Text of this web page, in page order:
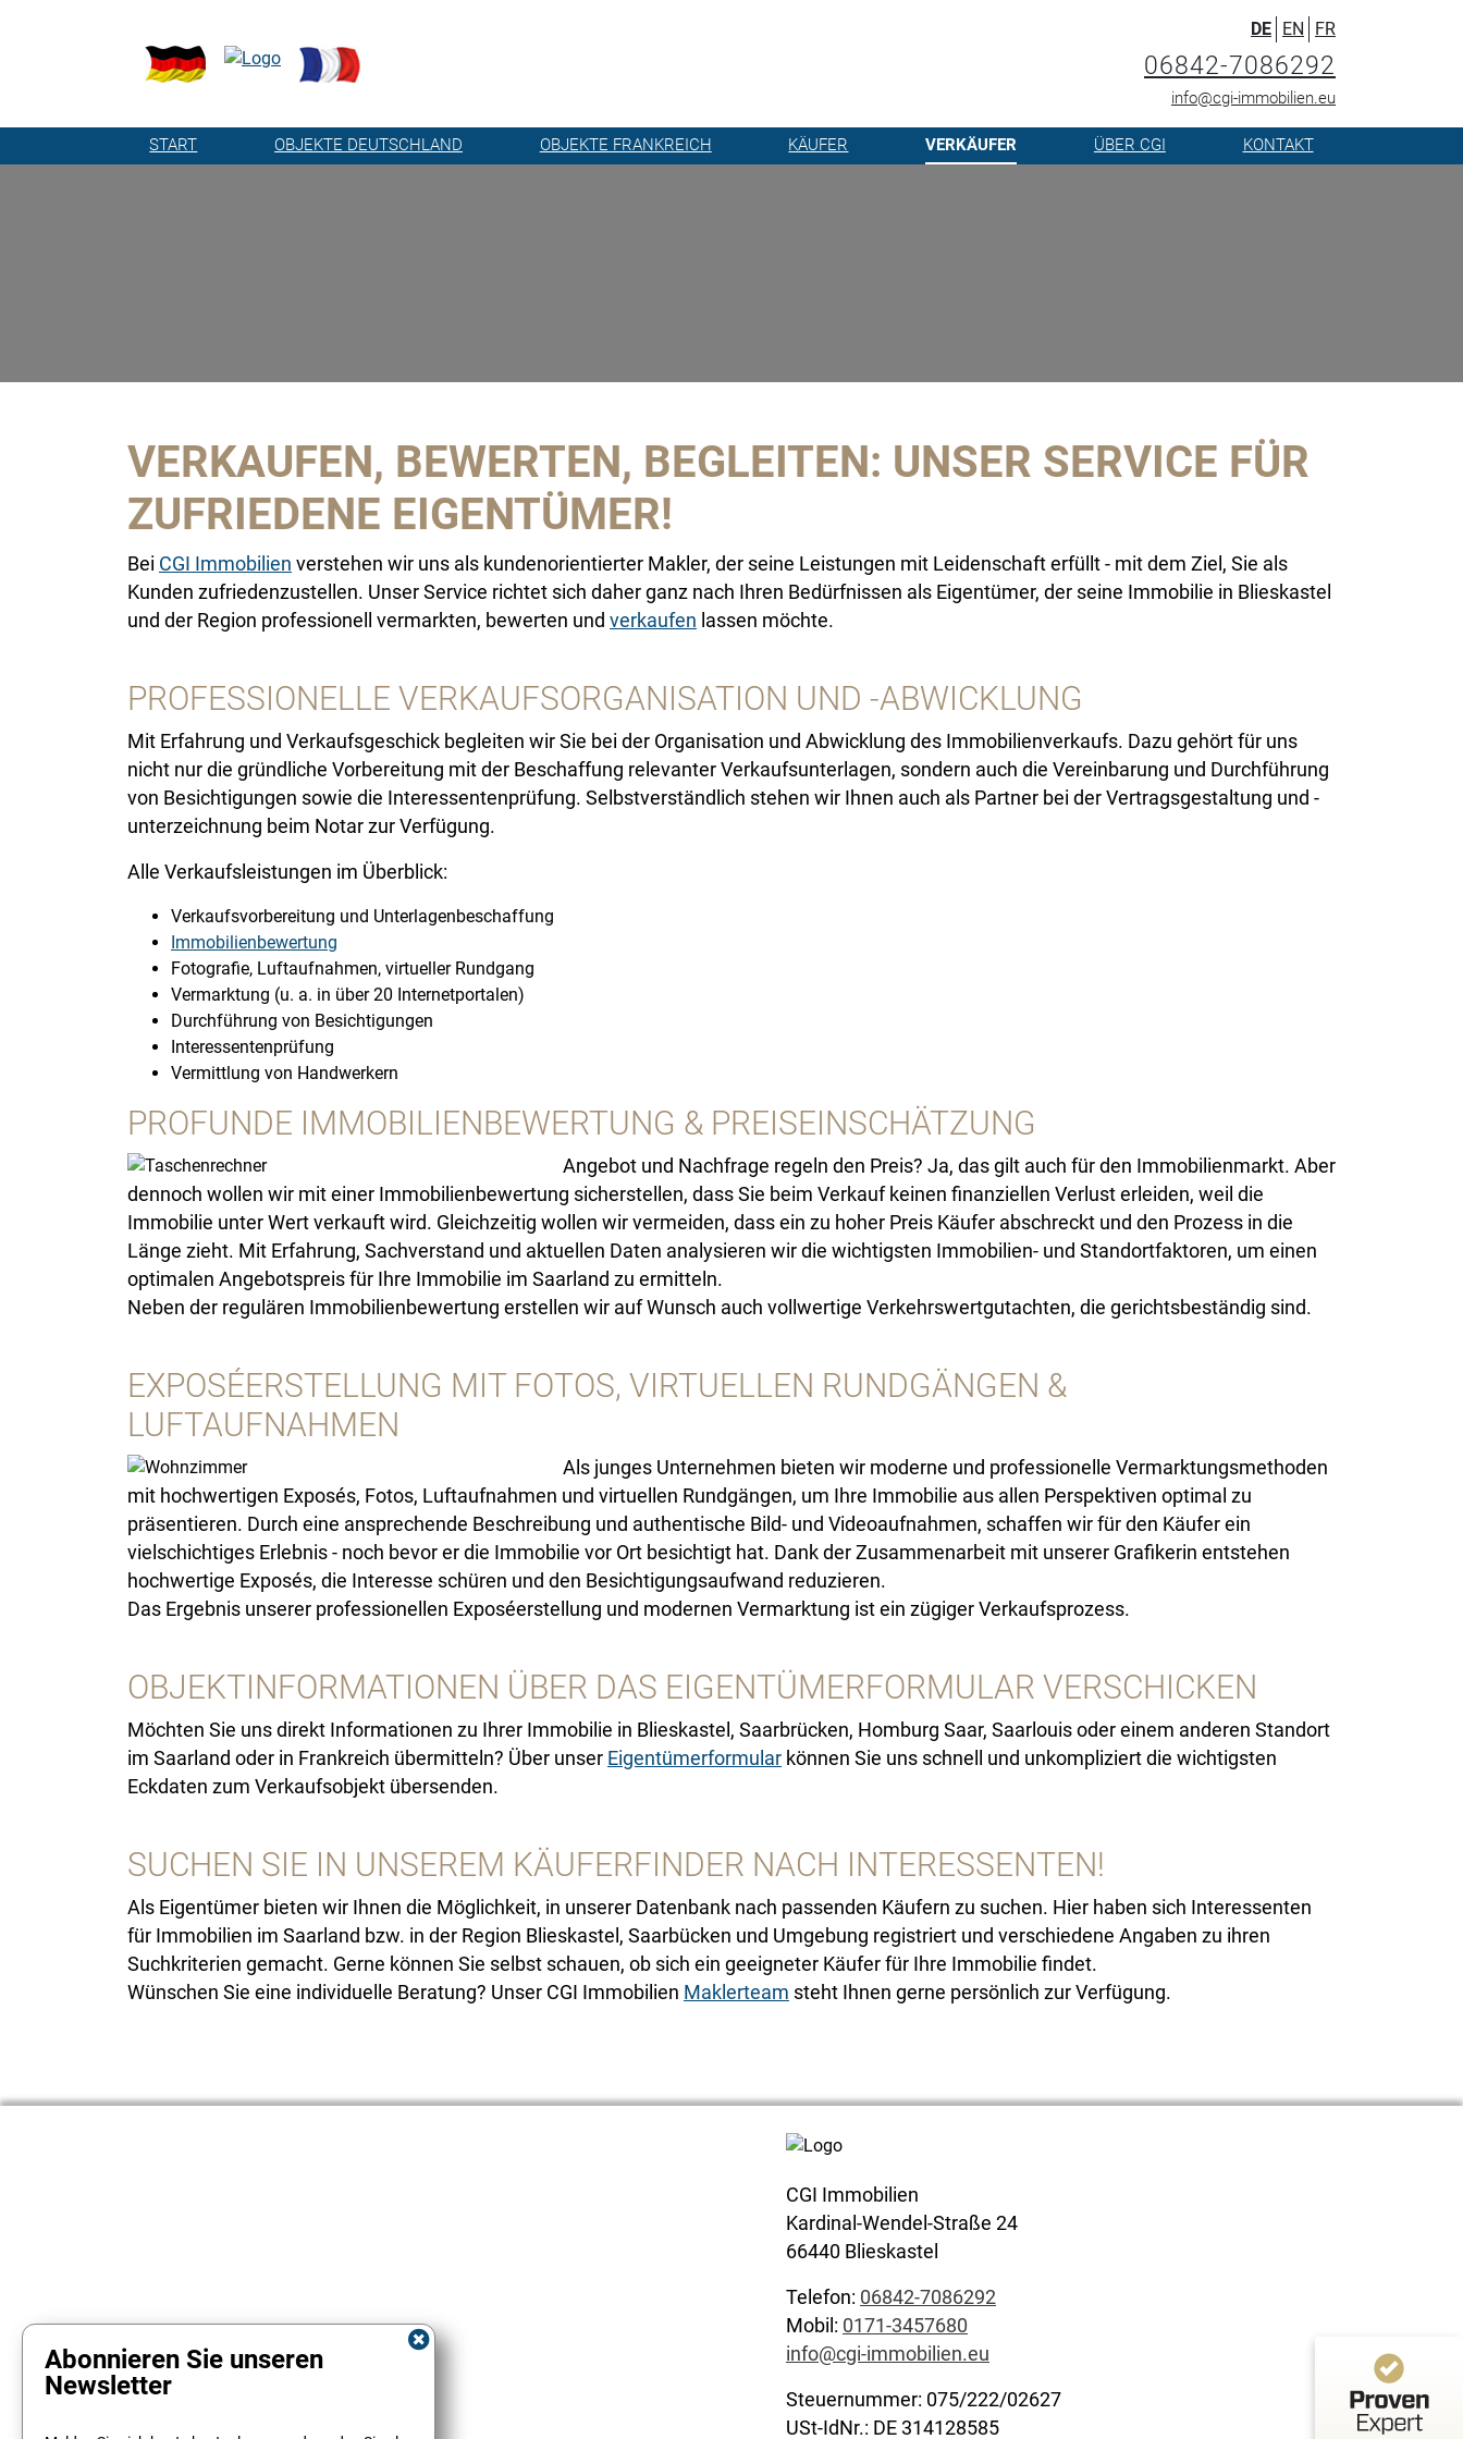
DE EN FR
06842-7086292
info@cgi-immobilien.eu
START OBJEKTE DEUTSCHLAND OBJEKTE FRANKREICH KÄUFER VERKÄUFER ÜBER CGI KONTAKT
VERKAUFEN, BEWERTEN, BEGLEITEN: UNSER SERVICE FÜR
ZUFRIEDENE EIGENTÜMER!
Bei CGI Immobilien verstehen wir uns als kundenorientierter Makler, der seine Leistungen mit Leidenschaft erfüllt - mit dem Ziel, Sie als
Kunden zufriedenzustellen. Unser Service richtet sich daher ganz nach Ihren Bedürfnissen als Eigentümer, der seine Immobilie in Blieskastel
und der Region professionell vermarkten, bewerten und verkaufen lassen möchte.
PROFESSIONELLE VERKAUFSORGANISATION UND -ABWICKLUNG
Mit Erfahrung und Verkaufsgeschick begleiten wir Sie bei der Organisation und Abwicklung des Immobilienverkaufs. Dazu gehört für uns
nicht nur die gründliche Vorbereitung mit der Beschaffung relevanter Verkaufsunterlagen, sondern auch die Vereinbarung und Durchführung
von Besichtigungen sowie die Interessentenprüfung. Selbstverständlich stehen wir Ihnen auch als Partner bei der Vertragsgestaltung und -
unterzeichnung beim Notar zur Verfügung.
Alle Verkaufsleistungen im Überblick:
Verkaufsvorbereitung und Unterlagenbeschaffung
Immobilienbewertung
Fotografie, Luftaufnahmen, virtueller Rundgang
Vermarktung (u. a. in über 20 Internetportalen)
Durchführung von Besichtigungen
Interessentenprüfung
Vermittlung von Handwerkern
PROFUNDE IMMOBILIENBEWERTUNG & PREISEINSCHÄTZUNG
Angebot und Nachfrage regeln den Preis? Ja, das gilt auch für den Immobilienmarkt. Aber
dennoch wollen wir mit einer Immobilienbewertung sicherstellen, dass Sie beim Verkauf keinen finanziellen Verlust erleiden, weil die
Immobilie unter Wert verkauft wird. Gleichzeitig wollen wir vermeiden, dass ein zu hoher Preis Käufer abschreckt und den Prozess in die
Länge zieht. Mit Erfahrung, Sachverstand und aktuellen Daten analysieren wir die wichtigsten Immobilien- und Standortfaktoren, um einen
optimalen Angebotspreis für Ihre Immobilie im Saarland zu ermitteln.
Neben der regulären Immobilienbewertung erstellen wir auf Wunsch auch vollwertige Verkehrswertgutachten, die gerichtsbeständig sind.
EXPOSÉERSTELLUNG MIT FOTOS, VIRTUELLEN RUNDGÄNGEN &
LUFTAUFNAHMEN
Als junges Unternehmen bieten wir moderne und professionelle Vermarktungsmethoden
mit hochwertigen Exposés, Fotos, Luftaufnahmen und virtuellen Rundgängen, um Ihre Immobilie aus allen Perspektiven optimal zu
präsentieren. Durch eine ansprechende Beschreibung und authentische Bild- und Videoaufnahmen, schaffen wir für den Käufer ein
vielschichtiges Erlebnis - noch bevor er die Immobilie vor Ort besichtigt hat. Dank der Zusammenarbeit mit unserer Grafikerin entstehen
hochwertige Exposés, die Interesse schüren und den Besichtigungsaufwand reduzieren.
Das Ergebnis unserer professionellen Exposéerstellung und modernen Vermarktung ist ein zügiger Verkaufsprozess.
OBJEKTINFORMATIONEN ÜBER DAS EIGENTÜMERFORMULAR VERSCHICKEN
Möchten Sie uns direkt Informationen zu Ihrer Immobilie in Blieskastel, Saarbrücken, Homburg Saar, Saarlouis oder einem anderen Standort
im Saarland oder in Frankreich übermitteln? Über unser Eigentümerformular können Sie uns schnell und unkompliziert die wichtigsten
Eckdaten zum Verkaufsobjekt übersenden.
SUCHEN SIE IN UNSEREM KÄUFERFINDER NACH INTERESSENTEN!
Als Eigentümer bieten wir Ihnen die Möglichkeit, in unserer Datenbank nach passenden Käufern zu suchen. Hier haben sich Interessenten
für Immobilien im Saarland bzw. in der Region Blieskastel, Saarbücken und Umgebung registriert und verschiedene Angaben zu ihren
Suchkriterien gemacht. Gerne können Sie selbst schauen, ob sich ein geeigneter Käufer für Ihre Immobilie findet.
Wünschen Sie eine individuelle Beratung? Unser CGI Immobilien Maklerteam steht Ihnen gerne persönlich zur Verfügung.
CGI Immobilien
Kardinal-Wendel-Straße 24
66440 Blieskastel
Telefon: 06842-7086292
Mobil: 0171-3457680
info@cgi-immobilien.eu
Steuernummer: 075/222/02627
USt-IdNr.: DE 314128585
Abonnieren Sie unseren
Newsletter
Erfahren Sie mehr über dieses Bewertungssiegel